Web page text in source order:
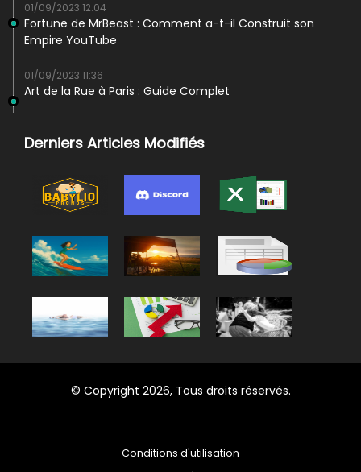
01/09/2023 12:04
Fortune de MrBeast : Comment a-t-il Construit son
Empire YouTube
01/09/2023 11:36
Art de la Rue à Paris : Guide Complet
Derniers Articles Modifiés
© Copyright 2026, Tous droits réservés.
Conditions d'utilisation